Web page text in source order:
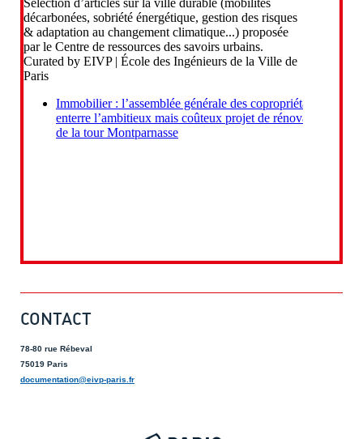
CONTACT
78-80 rue Rébeval
75019 Paris
documentation@eivp-paris.fr